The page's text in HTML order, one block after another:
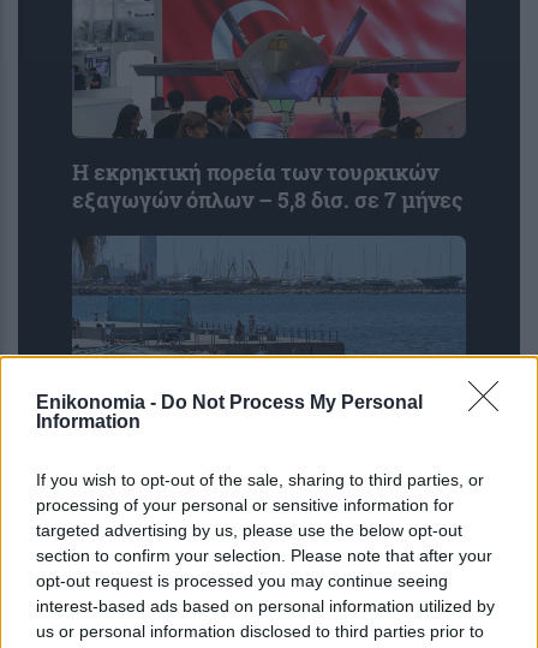
Enikonomia - Do Not Process My Personal
Information
If you wish to opt-out of the sale, sharing to third parties, or
processing of your personal or sensitive information for
targeted advertising by us, please use the below opt-out
section to confirm your selection. Please note that after your
opt-out request is processed you may continue seeing
interest-based ads based on personal information utilized by
us or personal information disclosed to third parties prior to
Η εκρηκτική πορεία των τουρκικών
εξαγωγών όπλων – 5,8 δισ. σε 7 μήνες
Καιρός: Καλοκαιρινό σκηνικό με
38άρια και ισχυρούς ανέμους στο
Αιγαίο